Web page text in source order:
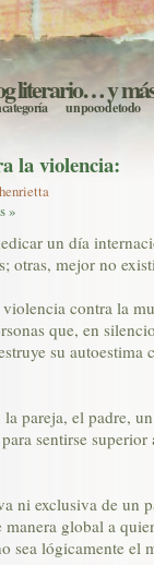
literario… y
categoría un poco de todo
la violencia:
»
un día
otras, mejor no
contra la
que, en
su autoestima
la pareja, el padre,
sentirse
ni exclusiva de un
global a
sea lógicamente el